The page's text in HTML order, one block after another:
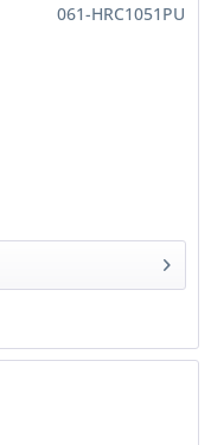
061-HRC1051PU